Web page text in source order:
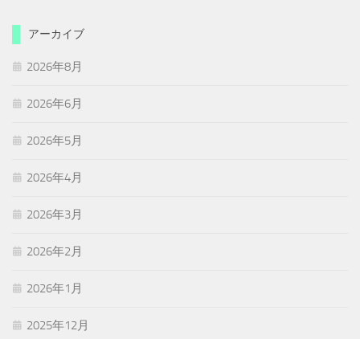
アーカイブ
2026年8月
2026年6月
2026年5月
2026年4月
2026年3月
2026年2月
2026年1月
2025年12月